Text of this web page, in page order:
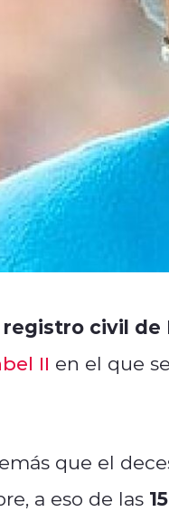
registro civil de
II en el que
que el
a eso de las